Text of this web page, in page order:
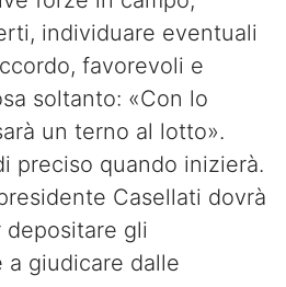
individuare eventuali
favorevoli e
soltanto: «Con lo
un terno al lotto».
preciso quando inizierà.
Casellati dovrà
depositare gli
a giudicare dalle